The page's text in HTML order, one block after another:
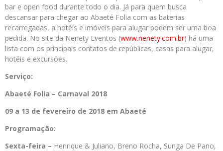
bar e open food durante todo o dia. Já para quem busca
descansar para chegar ao Abaeté Folia com as baterias
recarregadas, a hotéis e imóveis para alugar podem ser uma boa
pedida. No site da Nenety Eventos (www.nenety.com.br) há uma
lista com os principais contatos de repúblicas, casas para alugar,
hotéis e excursões.
Serviço:
Abaeté Folia – Carnaval 2018
09 a 13 de fevereiro de 2018 em Abaeté
Programação:
Sexta-feira – Henrique & Juliano, Breno Rocha, Sunga De Pano,